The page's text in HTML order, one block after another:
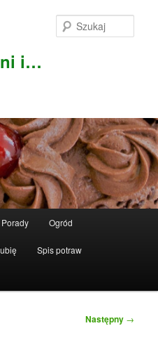
i…
Porady Ogród
Spis potraw
Następny →